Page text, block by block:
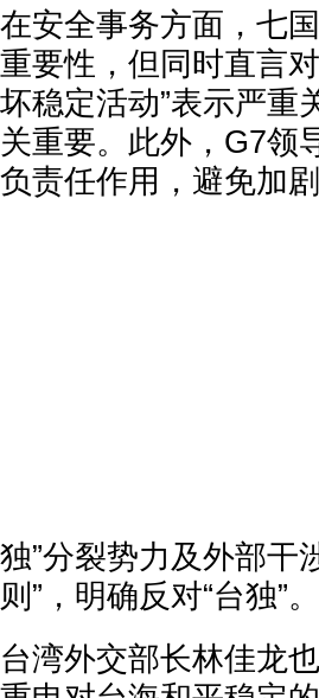
在安全事务方面，七
重要性，但同时直言
坏稳定活动”表示严重
关重要。此外，G7领
负责任作用，避免加
独”分裂势力及外部干
则”，明确反对“台独”。
台湾外交部长林佳龙